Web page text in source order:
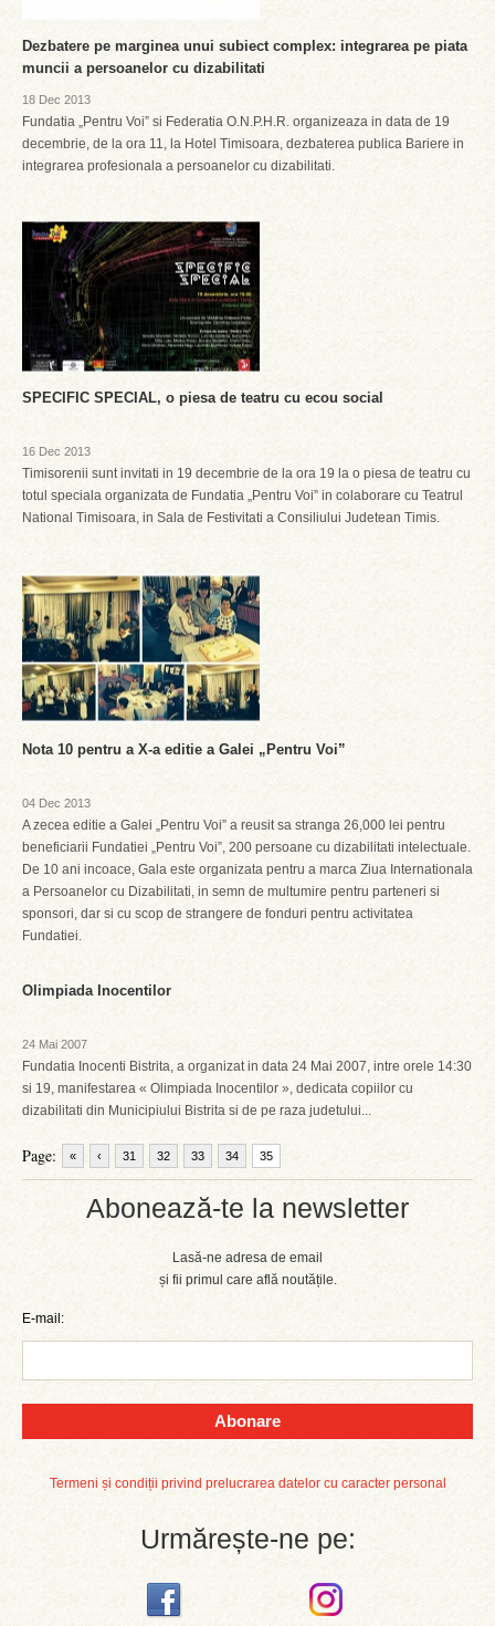
Abonează-te la newsletter
Lasă-ne adresa de email
și fii primul care află noutățile.
E-mail:
Abonare
Termeni și condiții privind prelucrarea datelor cu caracter personal
Urmărește-ne pe:
Dezbatere pe marginea unui subiect complex: integrarea pe piata
muncii a persoanelor cu dizabilitati
18 Dec 2013
Fundatia „Pentru Voi” si Federatia O.N.P.H.R. organizeaza in data de 19
decembrie, de la ora 11, la Hotel Timisoara, dezbaterea publica Bariere in
integrarea profesionala a persoanelor cu dizabilitati.
SPECIFIC SPECIAL, o piesa de teatru cu ecou social
16 Dec 2013
Timisorenii sunt invitati in 19 decembrie de la ora 19 la o piesa de teatru cu
totul speciala organizata de Fundatia „Pentru Voi” in colaborare cu Teatrul
National Timisoara, in Sala de Festivitati a Consiliului Judetean Timis.
Nota 10 pentru a X-a editie a Galei „Pentru Voi”
04 Dec 2013
A zecea editie a Galei „Pentru Voi” a reusit sa stranga 26,000 lei pentru
beneficiarii Fundatiei „Pentru Voi”, 200 persoane cu dizabilitati intelectuale.
De 10 ani incoace, Gala este organizata pentru a marca Ziua Internationala
a Persoanelor cu Dizabilitati, in semn de multumire pentru parteneri si
sponsori, dar si cu scop de strangere de fonduri pentru activitatea
Fundatiei.
Olimpiada Inocentilor
24 Mai 2007
Fundatia Inocenti Bistrita, a organizat in data 24 Mai 2007, intre orele 14:30
si 19, manifestarea « Olimpiada Inocentilor », dedicata copiilor cu
dizabilitati din Municipiului Bistrita si de pe raza judetului...
Page: « ‹ 31 32 33 34 35